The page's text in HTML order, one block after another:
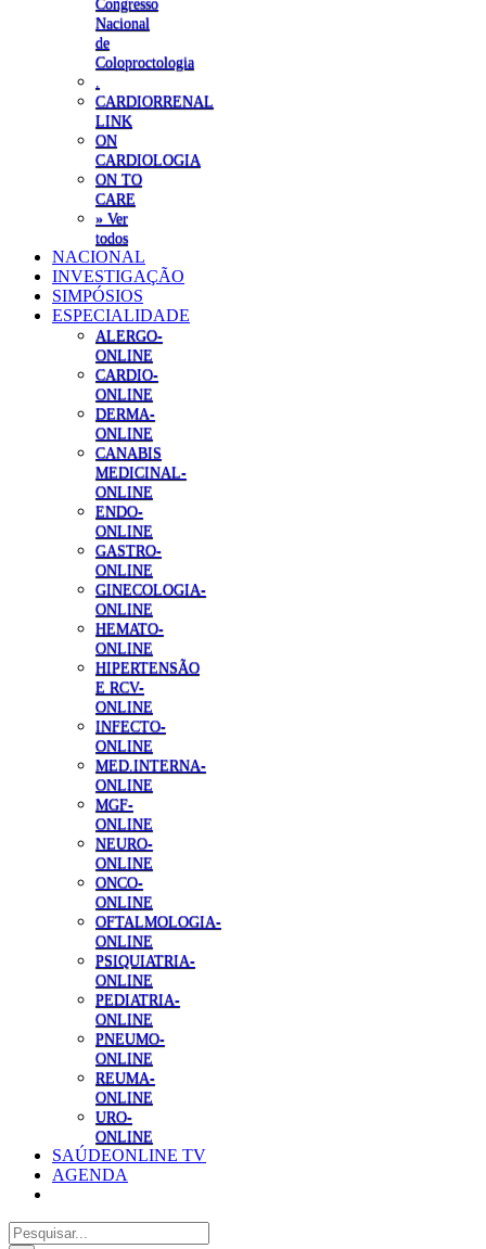
Nacional
de
Coloproctologia
CARDIORRENAL
LINK
ON
CARDIOLOGIA
ON TO
CARE
» Ver
todos
NACIONAL
INVESTIGAÇÃO
SIMPÓSIOS
ESPECIALIDADE
ALERGO-
ONLINE
CARDIO-
ONLINE
DERMA-
ONLINE
CANABIS
MEDICINAL-
ONLINE
ENDO-
ONLINE
GASTRO-
ONLINE
GINECOLOGIA-
ONLINE
HEMATO-
ONLINE
HIPERTENSÃO
E RCV-
ONLINE
INFECTO-
ONLINE
MED.INTERNA-
ONLINE
MGF-
ONLINE
NEURO-
ONLINE
ONCO-
ONLINE
OFTALMOLOGIA-
ONLINE
PSIQUIATRIA-
ONLINE
PEDIATRIA-
ONLINE
PNEUMO-
ONLINE
REUMA-
ONLINE
URO-
ONLINE
SAÚDEONLINE TV
AGENDA
Pesquisar